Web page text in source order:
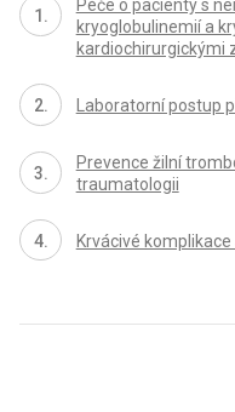
Péče o pacienty s
kryoglobulinemií a
kardiochirurgickými
Laboratorní postup
Prevence žilní
traumatologii
Krvácivé